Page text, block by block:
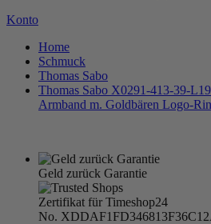
Konto
Home
Schmuck
Thomas Sabo
Thomas Sabo X0291-413-39-
Armband m. Goldbären Logo-
Geld zurück Garantie
Zertifikat für Timeshop24
No.